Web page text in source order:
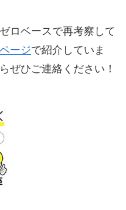
ロベースで再考察して
ージで紹介していま
ぜひご連絡ください！